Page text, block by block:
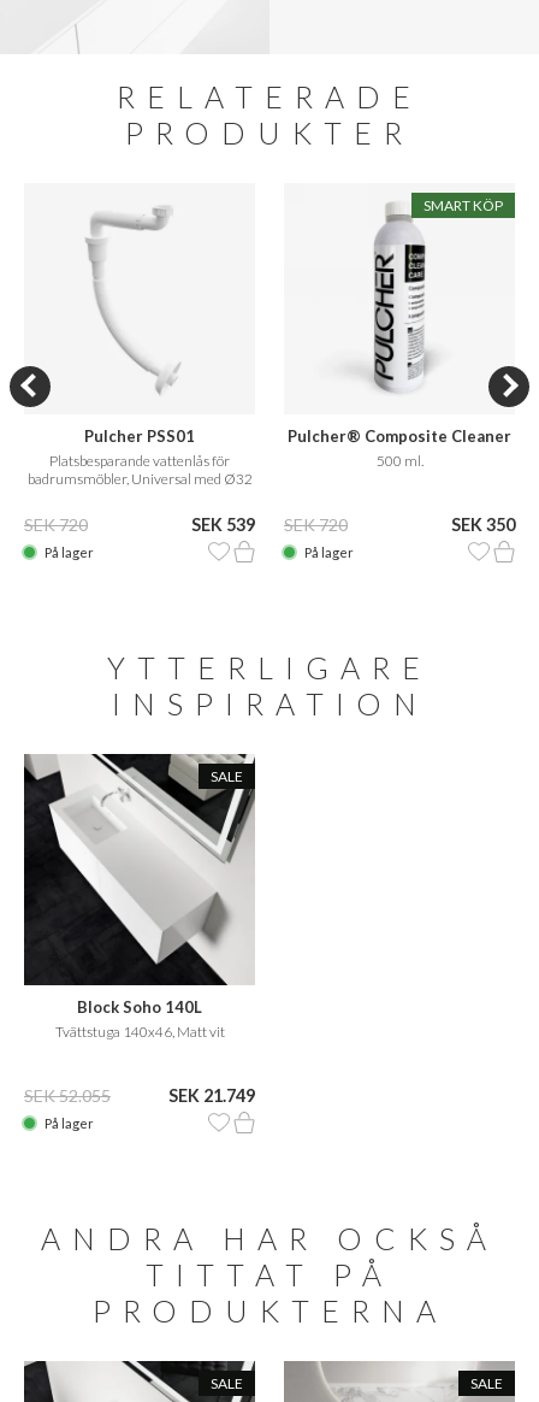
RELATERADE
PRODUKTER
Pulcher PSS01
Platsbesparande vattenlås för
badrumsmöbler, Universal med Ø32
SEK 720 SEK 539
På lager
SMART KÖP
Pulcher® Composite Cleaner
Care
500 ml.
SEK 720 SEK 350
På lager
YTTERLIGARE
INSPIRATION
SALE
Block Soho 140L
Tvättstuga 140x46, Matt vit
SEK 52.055 SEK 21.749
På lager
ANDRA HAR OCKSÅ
TITTAT PÅ
PRODUKTERNA
SALE SALE